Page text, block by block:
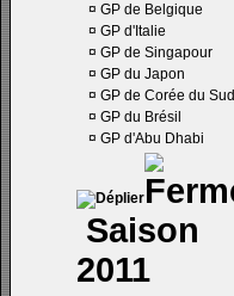
¤ GP de Belgique
¤ GP d'Italie
¤ GP de Singapour
¤ GP du Japon
¤ GP de Corée du Sud
¤ GP du Brésil
¤ GP d'Abu Dhabi
Saison
2011